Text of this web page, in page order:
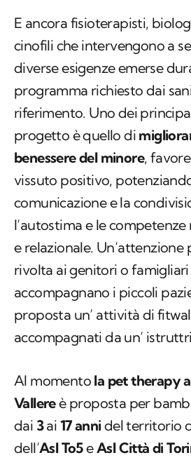
E ancora fisioterapisti,
cinofili che intervengono a
diverse esigenze emerse
programma richiesto dai
riferimento. Uno dei
progetto è quello di
benessere del minore,
vissuto positivo,
comunicazione e la
l’autostima e le competenze
e relazionale.
rivolta ai genitori o famigliari
accompagnano i piccoli
proposta un’ attività di
accompagnati da un’
Al momento la pet therapy
Vallereè proposta per
dai 3ai 17 anni del territorio
dell’Asl To5eAsl Città di